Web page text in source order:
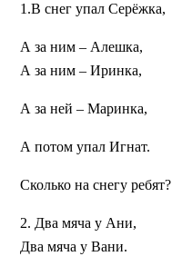
1.В снег упал Серёжка,
А за ним – Алешка,
А за ним – Иринка,
А за ней – Маринка,
А потом упал Игнат.
Сколько на снегу ребят?
2. Два мяча у Ани,
Два мяча у Вани.